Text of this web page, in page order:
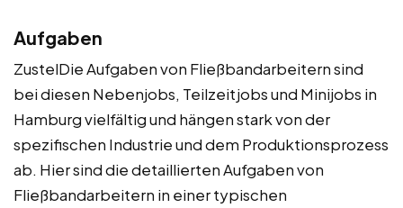
Aufgaben
ZustelDie Aufgaben von Fließbandarbeitern sind
bei diesen Nebenjobs, Teilzeitjobs und Minijobs in
Hamburg vielfältig und hängen stark von der
spezifischen Industrie und dem Produktionsprozess
ab. Hier sind die detaillierten Aufgaben von
Fließbandarbeitern in einer typischen